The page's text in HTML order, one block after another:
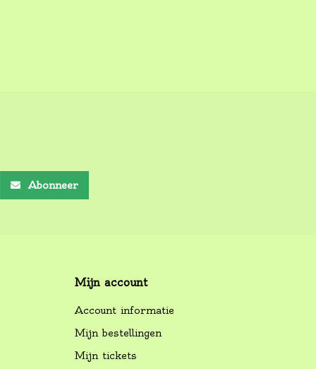
Abonneer
Mijn account
Account informatie
Mijn bestellingen
Mijn tickets